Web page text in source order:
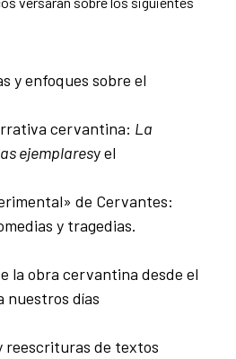
y enfoques sobre el
cervantina: La
ejemplaresy el
de Cervantes:
y tragedias.
la obra cervantina desde el
nuestros días
reescrituras de textos